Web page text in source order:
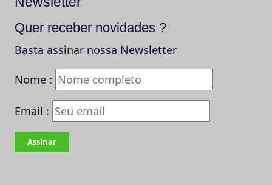
Quer receber novidades ?
Basta assinar nossa Newsletter
Nome :
Email :